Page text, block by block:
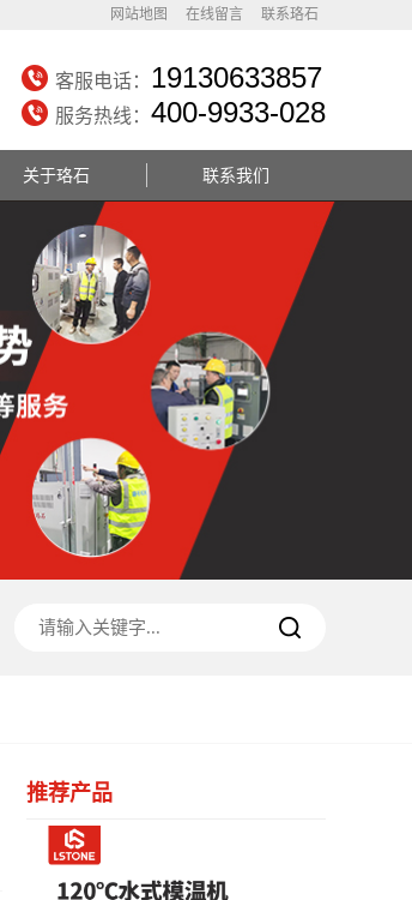
网站地图 在线留言 联系珞石
客服电话： 19130633857
服务热线： 400-9933-028
关于珞石 联系我们
推荐产品